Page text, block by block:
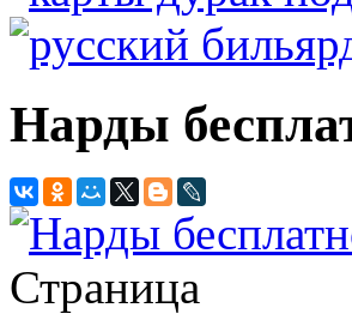
Нарды
Страница